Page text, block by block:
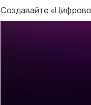
Создавайте